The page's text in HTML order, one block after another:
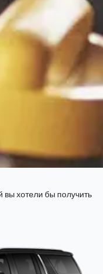
хотели бы получить